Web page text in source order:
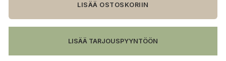
määrä
LISÄÄ OSTOSKORIIN
LISÄÄ TARJOUSPYYNTÖÖN